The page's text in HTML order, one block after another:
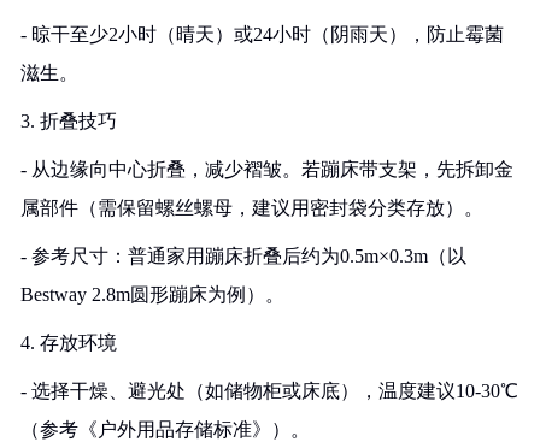
- 晾干至少2小时（晴天）或24小时（阴雨天），防止霉菌
滋生。
3. 折叠技巧
- 从边缘向中心折叠，减少褶皱。若蹦床带支架，先拆卸金
属部件（需保留螺丝螺母，建议用密封袋分类存放）。
- 参考尺寸：普通家用蹦床折叠后约为0.5m×0.3m（以
Bestway 2.8m圆形蹦床为例）。
4. 存放环境
- 选择干燥、避光处（如储物柜或床底），温度建议10-30℃
（参考《户外用品存储标准》）。